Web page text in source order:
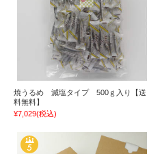
焼うるめ 減塩タイプ 500ｇ入り【送
料無料】
¥7,029(税込)